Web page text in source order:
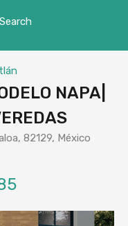
Search
NAPA|
82129, México